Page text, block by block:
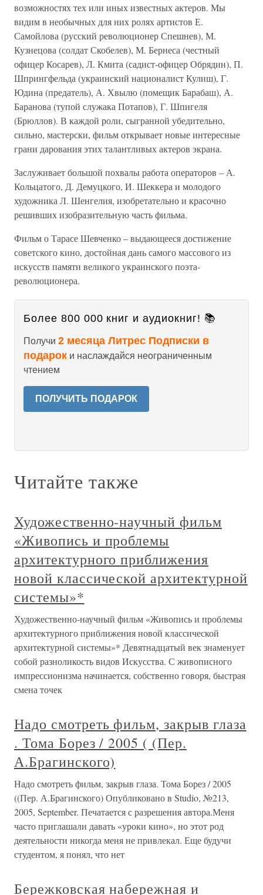
возможностях тех или иных известных актеров. Мы
видим в необычных для них ролях артистов Е.
Самойлова (русский революционер Спешнев), М.
Кузнецова (солдат Скобелев), М. Бернеса (честный
офицер Косарев), Л. Кмита (садист-офицер Обрядин), П.
Шпрингфельда (украинский националист Кулиш), Г.
Юдина (предатель), А. Хвылю (помещик Барабаш), А.
Баранова (тупой служака Потапов), Г. Шпигеля
(Брюллов). В каждой роли, сыгранной убедительно,
сильно, мастерски, фильм открывает новые интересные
грани дарования этих талантливых актеров экрана.
Заслуживает большой похвалы работа операторов – А.
Кольцатого, Д. Демуцкого, И. Шеккера и молодого
художника Л. Шенгелия, изобретательно и красочно
решивших изобразительную часть фильма.
Фильм о Тарасе Шевченко – выдающееся достижение
советского кино, достойная дань самого массового из
искусств памяти великого украинского поэта-
революционера.
Более 800 000 книг и аудиокниг! 📚
Получи 2 месяца Литрес Подписки в
подарок и наслаждайся неограниченным
чтением
ПОЛУЧИТЬ ПОДАРОК
Читайте также
Художественно-научный фильм
«Живопись и проблемы
архитектурного приближения
новой классической архитектурной
системы»*
Художественно-научный фильм «Живопись и проблемы
архитектурного приближения новой классической
архитектурной системы»* Девятнадцатый век знаменует
собой разноликость видов Искусства. С живописного
импрессионизма начинается, собственно говоря, быстрая
смена точек
Надо смотреть фильм, закрыв глаза
. Тома Борез / 2005 ( (Пер.
А.Брагинского)
Надо смотреть фильм, закрыв глаза. Тома Борез / 2005
((Пер. А.Брагинского) Опубликовано в Studio, №213,
2005, September. Печатается с разрешения автора.Меня
часто приглашали давать «уроки кино», но этот род
деятельности никогда меня не привлекал. Еще будучи
студентом, я понял, что нет
Бережковская набережная и